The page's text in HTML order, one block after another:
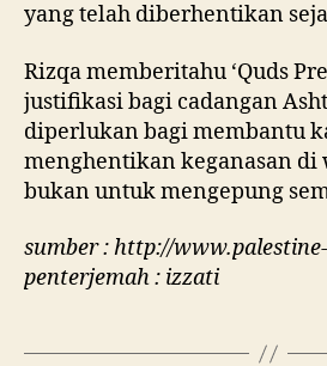
yang telah diberhentikan
Rizqa memberitahu ‘Quds
justifikasi bagi cadangan
diperlukan bagi membantu
menghentikan keganasan di
bukan untuk mengepung
sumber : http://
penterjemah : izzati